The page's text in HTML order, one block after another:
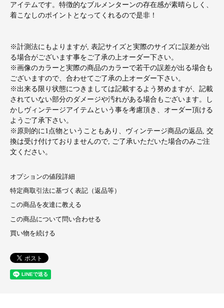
アイテムです。特徴的なブルメンターンの存在感が素晴らしく、
着こなしのポイントとなってくれるので是非！
※計測法にもよりますが, 表記サイズと実際のサイズに誤差が出
る場合がございます事をご了承の上オーダー下さい。
※画像のカラーと実際の商品のカラーで若干の誤差が出る場合も
ございますので、合わせてご了承の上オーダー下さい。
※出来る限り状態につきましては記載するよう努めますが、記載
されていない部分のダメージや汚れがある場合もございます。し
かしヴィンテージアイテムという事を考慮頂き、オーダー頂ける
ようご了承下さい。
※原則的に1点物ということもあり、ヴィンテージ商品の返品, 交
換は受け付けておりませんので, ご了承いただいた場合のみご注
文ください。
オプションの値段詳細
特定商取引法に基づく表記（返品等）
この商品を友達に教える
この商品について問い合わせる
買い物を続ける